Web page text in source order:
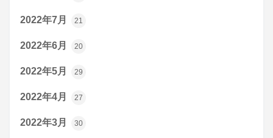
2022年7月 21
2022年6月 20
2022年5月 29
2022年4月 27
2022年3月 30